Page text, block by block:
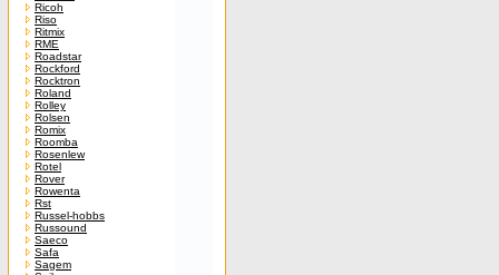
Ricoh
Riso
Ritmix
RME
Roadstar
Rockford
Rocktron
Roland
Rolley
Rolsen
Romix
Roomba
Rosenlew
Rotel
Rover
Rowenta
Rst
Russel-hobbs
Russound
Saeco
Safa
Sagem